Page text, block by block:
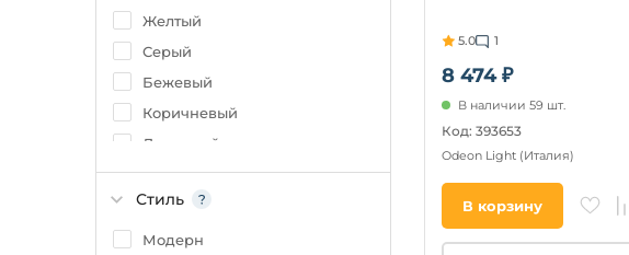
Желтый
Серый
Бежевый
Коричневый
Дымчатый
Золото
Зеленый
Янтарный
Стиль
Модерн
8 474 ₽
5.0 1
В наличии 59 шт.
Код: 393653
Odeon Light (Италия)
В корзину